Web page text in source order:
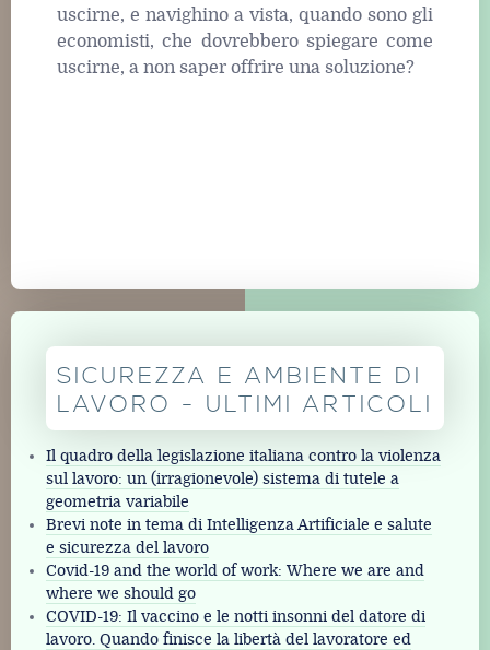
uscirne, e navighino a vista, quando sono gli
economisti, che dovrebbero spiegare come
uscirne, a non saper offrire una soluzione?
SICUREZZA E AMBIENTE DI
LAVORO - ULTIMI ARTICOLI
Il quadro della legislazione italiana contro la violenza
sul lavoro: un (irragionevole) sistema di tutele a
geometria variabile
Brevi note in tema di Intelligenza Artificiale e salute
e sicurezza del lavoro
Covid-19 and the world of work: Where we are and
where we should go
COVID-19: Il vaccino e le notti insonni del datore di
lavoro. Quando finisce la libertà del lavoratore ed